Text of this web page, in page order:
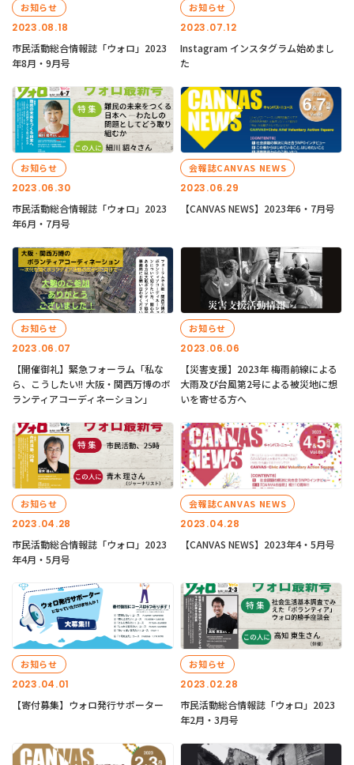
2023.08.18
お知らせ
市民活動総合情報誌「ウォロ」2023
年8月・9月号
2023.07.12
お知らせ
Instagram インスタグラム始めまし
た
2023.06.30
お知らせ
市民活動総合情報誌「ウォロ」2023
年6月・7月号
2023.06.29
会報誌CANVAS NEWS
【CANVAS NEWS】2023年6・7月号
2023.06.07
お知らせ
【開催御礼】緊急フォーラム「私な
ら、こうしたい!! 大阪・関西万博のボ
ランティアコーディネーション」
2023.06.06
お知らせ
【災害支援】2023年 梅雨前線による
大雨及び台風第2号による被災地に想
いを寄せる方へ
2023.04.28
お知らせ
市民活動総合情報誌「ウォロ」2023
年4月・5月号
2023.04.28
会報誌CANVAS NEWS
【CANVAS NEWS】2023年4・5月号
2023.04.01
お知らせ
【寄付募集】ウォロ発行サポーター
2023.02.28
お知らせ
市民活動総合情報誌「ウォロ」2023
年2月・3月号